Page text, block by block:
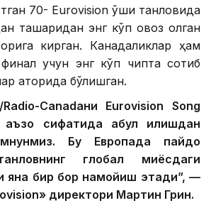
70- Еurovision қўшиқ танловида
ташқаридан энг кўп овоз олган
кирган. Канадаликлар ҳам
учун энг кўп чипта сотиб
қаторида бўлишган.
Radio-Canadaни Eurovision Song
аъзо сифатида қабул қилишдан
Бу Европада пайдо
глобал миқёсдаги
яна бир бор намойиш этади”, —
директори Мартин Грин.